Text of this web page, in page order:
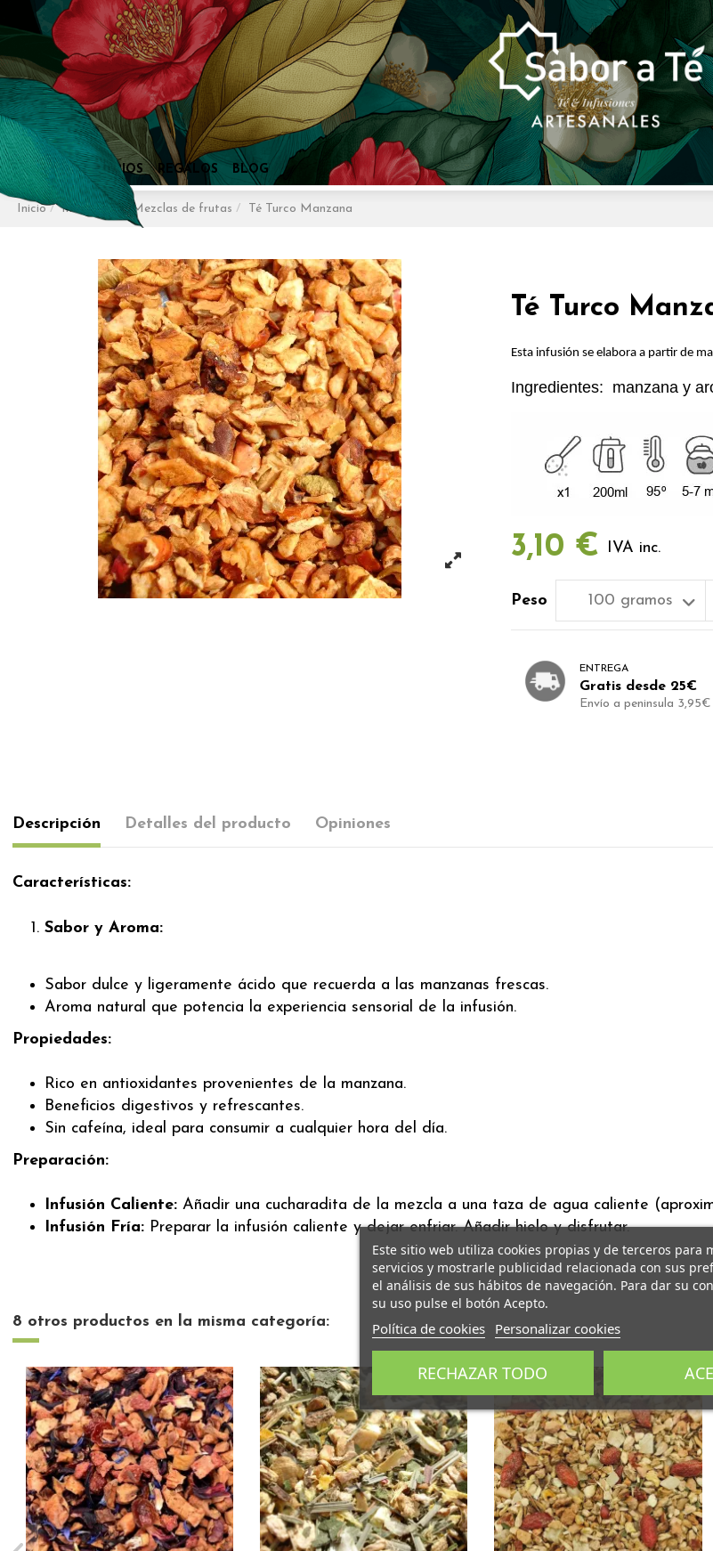
Inicio Infusiones Mezclas de frutas Té Turco Manzana
Té Turco
Esta infusión se elabora a partir de
Ingredientes: manzana y
3,10 € IVA inc.
Peso
ENTREGA
Gratis desde 25€
Envío a peninsula 3,95€
Descripción Detalles del producto Opiniones
Características:
Sabor y Aroma:
Sabor dulce y ligeramente ácido que recuerda a las manzanas frescas.
Aroma natural que potencia la experiencia sensorial de la infusión.
Propiedades:
Rico en antioxidantes provenientes de la manzana.
Beneficios digestivos y refrescantes.
Sin cafeína, ideal para consumir a cualquier hora del día.
Preparación:
Infusión Caliente:Añadir una cucharadita de la mezcla a una taza de agua caliente
Infusión Fría:Preparar la infusión caliente y dejar enfriar. Añadir hielo y disfrutar.
8 otros productos en la misma categoría:
Este sitio web utiliza cookies propias y de terceros para
servicios y mostrarle publicidad relacionada con sus
el análisis de sus hábitos de navegación. Para dar su
su uso pulse el botón Acepto.
Política de cookies Personalizar cookies
RECHAZAR TODO